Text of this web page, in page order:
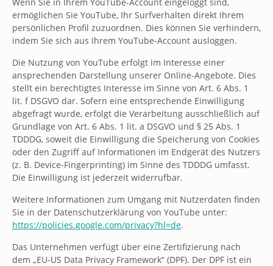
ermöglichen Sie YouTube, Ihr Surfverhalten direkt Ihrem
persönlichen Profil zuzuordnen. Dies können Sie verhindern,
indem Sie sich aus Ihrem YouTube-Account ausloggen.
Die Nutzung von YouTube erfolgt im Interesse einer
ansprechenden Darstellung unserer Online-Angebote. Dies
stellt ein berechtigtes Interesse im Sinne von Art. 6 Abs. 1
lit. f DSGVO dar. Sofern eine entsprechende Einwilligung
abgefragt wurde, erfolgt die Verarbeitung ausschließlich auf
Grundlage von Art. 6 Abs. 1 lit. a DSGVO und § 25 Abs. 1
TDDDG, soweit die Einwilligung die Speicherung von Cookies
oder den Zugriff auf Informationen im Endgerät des Nutzers
(z. B. Device-Fingerprinting) im Sinne des TDDDG umfasst.
Die Einwilligung ist jederzeit widerrufbar.
Weitere Informationen zum Umgang mit Nutzerdaten finden
Sie in der Datenschutzerklärung von YouTube unter:
https://policies.google.com/privacy?hl=de.
Das Unternehmen verfügt über eine Zertifizierung nach
dem „EU-US Data Privacy Framework“ (DPF). Der DPF ist ein